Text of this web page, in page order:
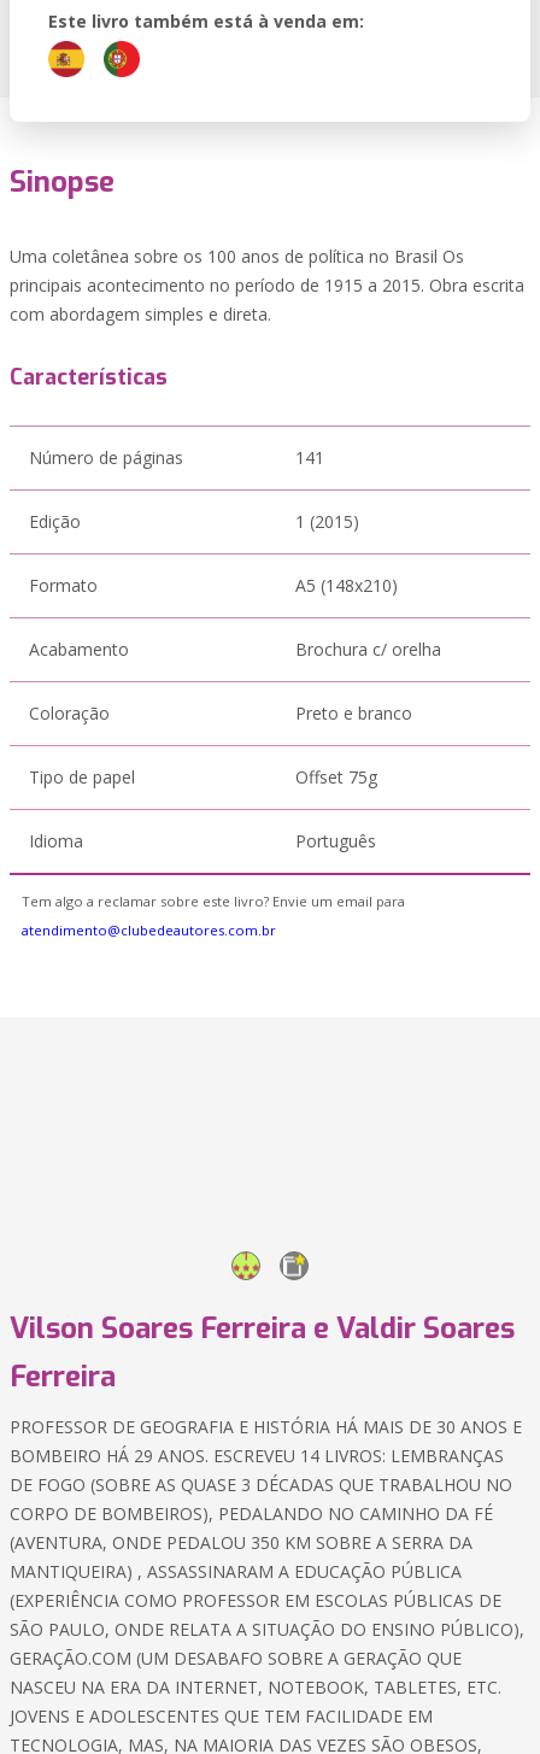
Este livro também está à venda em:
Sinopse
Uma coletânea sobre os 100 anos de política no Brasil Os
principais acontecimento no período de 1915 a 2015. Obra escrita
com abordagem simples e direta.
Características
Número de páginas 141
Edição 1 (2015)
Formato A5 (148x210)
Acabamento Brochura c/ orelha
Coloração Preto e branco
Tipo de papel Offset 75g
Idioma Português
Tem algo a reclamar sobre este livro? Envie um email para
atendimento@clubedeautores.com.br
Vilson Soares Ferreira e Valdir Soares
Ferreira
PROFESSOR DE GEOGRAFIA E HISTÓRIA HÁ MAIS DE 30 ANOS E
BOMBEIRO HÁ 29 ANOS. ESCREVEU 14 LIVROS: LEMBRANÇAS
DE FOGO (SOBRE AS QUASE 3 DÉCADAS QUE TRABALHOU NO
CORPO DE BOMBEIROS), PEDALANDO NO CAMINHO DA FÉ
(AVENTURA, ONDE PEDALOU 350 KM SOBRE A SERRA DA
MANTIQUEIRA) , ASSASSINARAM A EDUCAÇÃO PÚBLICA
(EXPERIÊNCIA COMO PROFESSOR EM ESCOLAS PÚBLICAS DE
SÃO PAULO, ONDE RELATA A SITUAÇÃO DO ENSINO PÚBLICO),
GERAÇÃO.COM (UM DESABAFO SOBRE A GERAÇÃO QUE
NASCEU NA ERA DA INTERNET, NOTEBOOK, TABLETES, ETC.
JOVENS E ADOLESCENTES QUE TEM FACILIDADE EM
TECNOLOGIA, MAS, NA MAIORIA DAS VEZES SÃO OBESOS,